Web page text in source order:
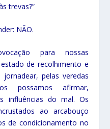
trevas?”
NÃO.
para nossas
de recolhimento e
pelas veredas
possamos afirmar,
influências do mal. Os
ao arcabouço
de condicionamento no